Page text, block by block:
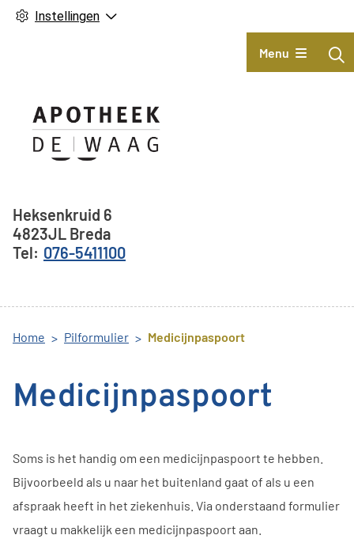
Instellingen
Hoofdmenu
Menu
Adresgegevens
Heksenkruid 6
4823JL Breda
076-5411100
Home Pilformulier Medicijnpaspoort
Medicijnpaspoort
Soms is het handig om een medicijnpaspoort te hebben.
Bijvoorbeeld als u naar het buitenland gaat of als u een
afspraak heeft in het ziekenhuis. Via onderstaand formulier
vraagt u makkelijk een medicijnpaspoort aan.